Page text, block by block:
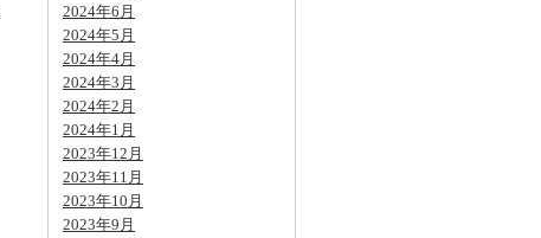
2024年6月
2024年5月
2024年4月
2024年3月
2024年2月
2024年1月
2023年12月
2023年11月
2023年10月
2023年9月